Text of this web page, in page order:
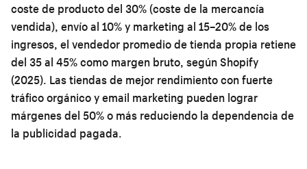
coste de producto del 30% (coste de la mercancía
vendida), envío al 10% y marketing al 15–20% de los
ingresos, el vendedor promedio de tienda propia retiene
del 35 al 45% como margen bruto, según Shopify
(2025). Las tiendas de mejor rendimiento con fuerte
tráfico orgánico y email marketing pueden lograr
márgenes del 50% o más reduciendo la dependencia de
la publicidad pagada.